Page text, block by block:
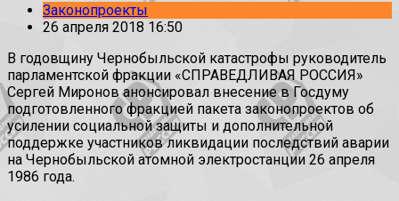
Законопроекты
26 апреля 2018 16:50
В годовщину Чернобыльской катастрофы руководитель
парламентской фракции «СПРАВЕДЛИВАЯ РОССИЯ»
Сергей Миронов анонсировал внесение в Госдуму
подготовленного фракцией пакета законопроектов об
усилении социальной защиты и дополнительной
поддержке участников ликвидации последствий аварии
на Чернобыльской атомной электростанции 26 апреля
1986 года.